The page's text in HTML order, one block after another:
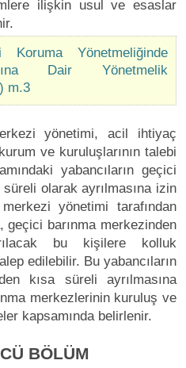
ilişkin usul ve esaslar
Yönetmeliğinde
Dair Yönetmelik
m.3
yönetimi, acil ihtiyaç
ve kuruluşlarının talebi
yabancıların geçici
olarak ayrılmasına izin
yönetimi tarafından
geçici barınma merkezinden
bu kişilere kolluk
edilebilir. Bu yabancıların
kısa süreli ayrılmasına
merkezlerinin kuruluş ve
kapsamında belirlenir.
BÖLÜM